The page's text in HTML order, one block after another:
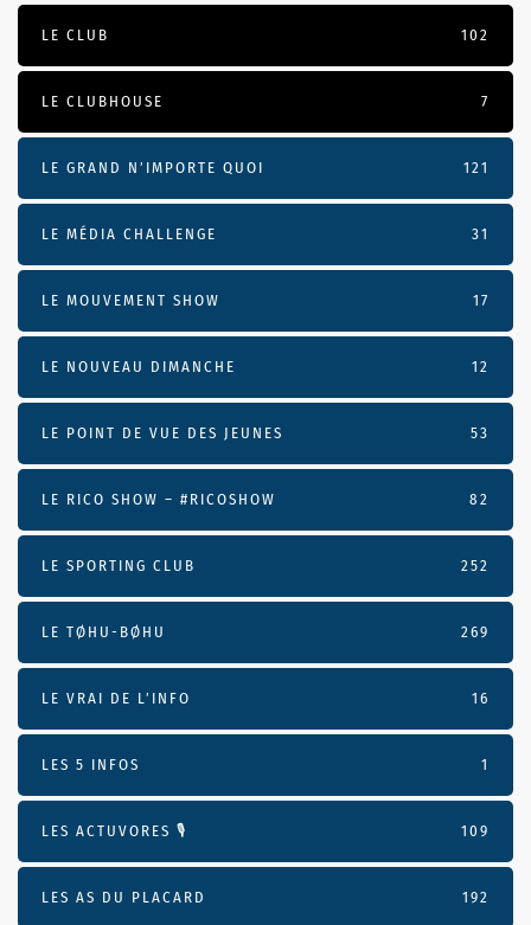
LE CLUB 102
LE CLUBHOUSE 7
LE GRAND N’IMPORTE QUOI 121
LE MÉDIA CHALLENGE 31
LE MOUVEMENT SHOW 17
LE NOUVEAU DIMANCHE 12
LE POINT DE VUE DES JEUNES 53
LE RICO SHOW – #RICOSHOW 82
LE SPORTING CLUB 252
LE TØHU-BØHU 269
LE VRAI DE L’INFO 16
LES 5 INFOS 1
LES ACTUVORES 🎙 109
LES AS DU PLACARD 192